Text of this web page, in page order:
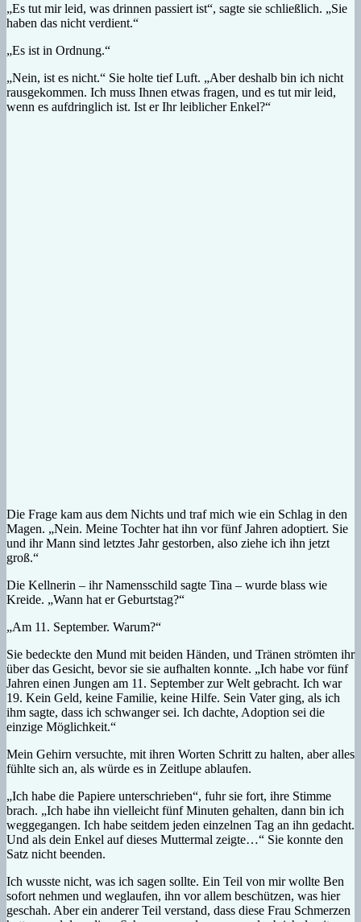
„Es tut mir leid, was drinnen passiert ist“, sagte sie schließlich. „Sie
haben das nicht verdient.“
„Es ist in Ordnung.“
„Nein, ist es nicht.“ Sie holte tief Luft. „Aber deshalb bin ich nicht
rausgekommen. Ich muss Ihnen etwas fragen, und es tut mir leid,
wenn es aufdringlich ist. Ist er Ihr leiblicher Enkel?“
Die Frage kam aus dem Nichts und traf mich wie ein Schlag in den
Magen. „Nein. Meine Tochter hat ihn vor fünf Jahren adoptiert. Sie
und ihr Mann sind letztes Jahr gestorben, also ziehe ich ihn jetzt
groß.“
Die Kellnerin – ihr Namensschild sagte Tina – wurde blass wie
Kreide. „Wann hat er Geburtstag?“
„Am 11. September. Warum?“
Sie bedeckte den Mund mit beiden Händen, und Tränen strömten ihr
über das Gesicht, bevor sie sie aufhalten konnte. „Ich habe vor fünf
Jahren einen Jungen am 11. September zur Welt gebracht. Ich war
19. Kein Geld, keine Familie, keine Hilfe. Sein Vater ging, als ich
ihm sagte, dass ich schwanger sei. Ich dachte, Adoption sei die
einzige Möglichkeit.“
Mein Gehirn versuchte, mit ihren Worten Schritt zu halten, aber alles
fühlte sich an, als würde es in Zeitlupe ablaufen.
„Ich habe die Papiere unterschrieben“, fuhr sie fort, ihre Stimme
brach. „Ich habe ihn vielleicht fünf Minuten gehalten, dann bin ich
weggegangen. Ich habe seitdem jeden einzelnen Tag an ihn gedacht.
Und als dein Enkel auf dieses Muttermal zeigte…“ Sie konnte den
Satz nicht beenden.
Ich wusste nicht, was ich sagen sollte. Ein Teil von mir wollte Ben
sofort nehmen und weglaufen, ihn vor allem beschützen, was hier
geschah. Aber ein anderer Teil verstand, dass diese Frau Schmerzen